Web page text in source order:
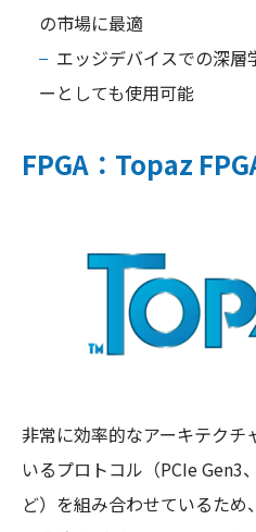
の市場に最適
エッジデバイスでの深層
ーとしても使用可能
FPGA：Topaz
非常に効率的なアーキテクチ
いるプロトコル（PCIe Gen3
ど）を組み合わせているた